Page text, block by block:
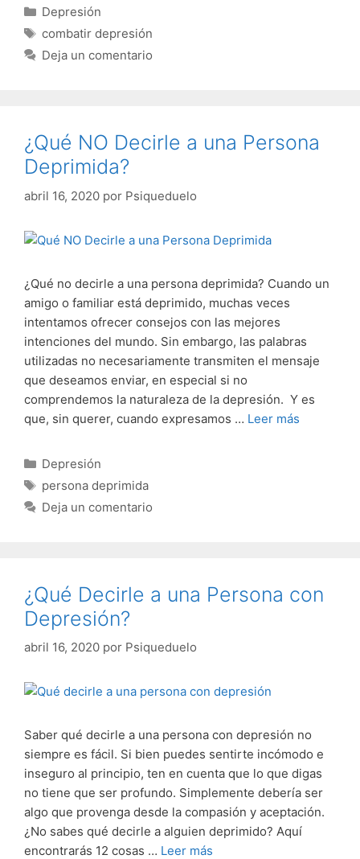
Categorías
Depresión
Etiquetas
combatir depresión
Deja un comentario
¿Qué NO Decirle a una Persona
Deprimida?
abril 16, 2020 por Psiqueduelo
¿Qué no decirle a una persona deprimida? Cuando un
amigo o familiar está deprimido, muchas veces
intentamos ofrecer consejos con las mejores
intenciones del mundo. Sin embargo, las palabras
utilizadas no necesariamente transmiten el mensaje
que deseamos enviar, en especial si no
comprendemos la naturaleza de la depresión. Y es
que, sin querer, cuando expresamos … Leer más
Categorías
Depresión
Etiquetas
persona deprimida
Deja un comentario
¿Qué Decirle a una Persona con
Depresión?
abril 16, 2020 por Psiqueduelo
Saber qué decirle a una persona con depresión no
siempre es fácil. Si bien puedes sentirte incómodo e
inseguro al principio, ten en cuenta que lo que digas
no tiene que ser profundo. Simplemente debería ser
algo que provenga desde la compasión y aceptación.
¿No sabes qué decirle a alguien deprimido? Aquí
encontrarás 12 cosas … Leer más